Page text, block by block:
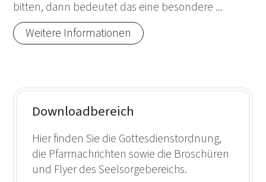
bitten, dann bedeutet das eine besondere ...
Weitere Informationen
Downloadbereich
Hier finden Sie die Gottesdienstordnung,
die Pfarrnachrichten sowie die Broschüren
und Flyer des Seelsorgebereichs.